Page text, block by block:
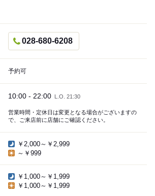
028-680-6208
予約可
10:00 - 22:00 L.O. 21:30
営業時間・定休日は変更となる場合がございますの
で、ご来店前に店舗にご確認ください。
￥2,000～￥2,999
～￥999
￥1,000～￥1,999
￥1,000～￥1,999